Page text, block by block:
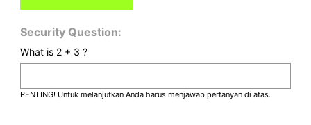
Security Question:
What is 2 + 3 ?
PENTING! Untuk melanjutkan Anda harus menjawab pertanyan di atas.